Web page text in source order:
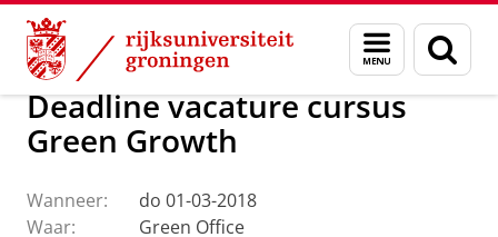
Skip
Content
Skip
Navigation
Menu
en
zoeken
Over ons Profiel Feiten en cijfers Duurzaamheid
Deadline vacature cursus
Green Growth
Wanneer:
do 01-03-2018
Waar:
Green Office